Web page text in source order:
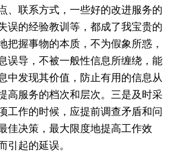
、联系方式，一些好的改进服务的
误的经验教训等，都成了我宝贵的
把握事物的本质，不为假象所惑，
误导，不被一般性信息所缠绕，能
中发现其价值，防止有用的信息从
高服务的档次和层次。三是及时采
工作的时候，应提前调查矛盾和问
佳决策，最大限度地提高工作效
引起的延误。